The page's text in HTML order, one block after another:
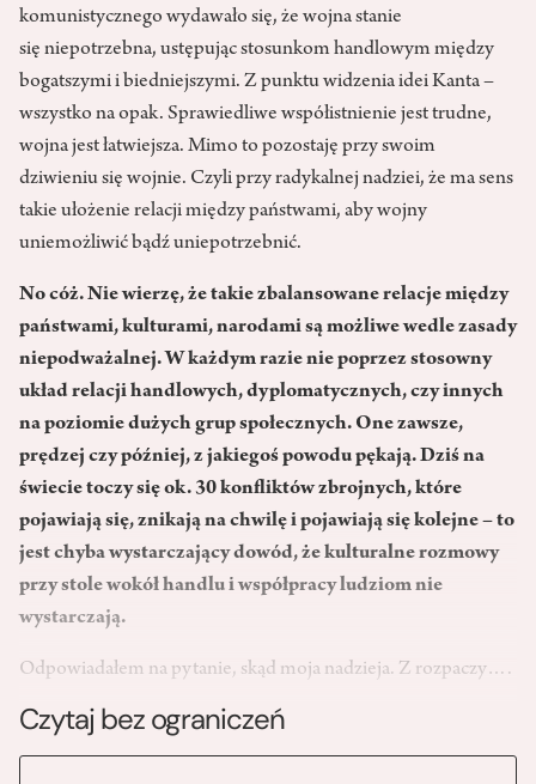
komunistycznego wydawało się, że wojna stanie
się niepotrzebna, ustępując stosunkom handlowym między
bogatszymi i biedniejszymi. Z punktu widzenia idei Kanta –
wszystko na opak. Sprawiedliwe współistnienie jest trudne,
wojna jest łatwiejsza. Mimo to pozostaję przy swoim
dziwieniu się wojnie. Czyli przy radykalnej nadziei, że ma sens
takie ułożenie relacji między państwami, aby wojny
uniemożliwić bądź uniepotrzebnić.
No cóż. Nie wierzę, że takie zbalansowane relacje między
państwami, kulturami, narodami są możliwe wedle zasady
niepodważalnej. W każdym razie nie poprzez stosowny
układ relacji handlowych, dyplomatycznych, czy innych
na poziomie dużych grup społecznych. One zawsze,
prędzej czy później, z jakiegoś powodu pękają. Dziś na
świecie toczy się ok. 30 konfliktów zbrojnych, które
pojawiają się, znikają na chwilę i pojawiają się kolejne – to
jest chyba wystarczający dowód, że kulturalne rozmowy
przy stole wokół handlu i współpracy ludziom nie
wystarczają.
Odpowiadałem na pytanie, skąd moja nadzieja. Z rozpaczy….
Czytaj bez ograniczeń